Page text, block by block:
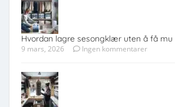
Hvordan lagre sesongklær uten å få mu
9 mars, 2026 Ingen kommentarer